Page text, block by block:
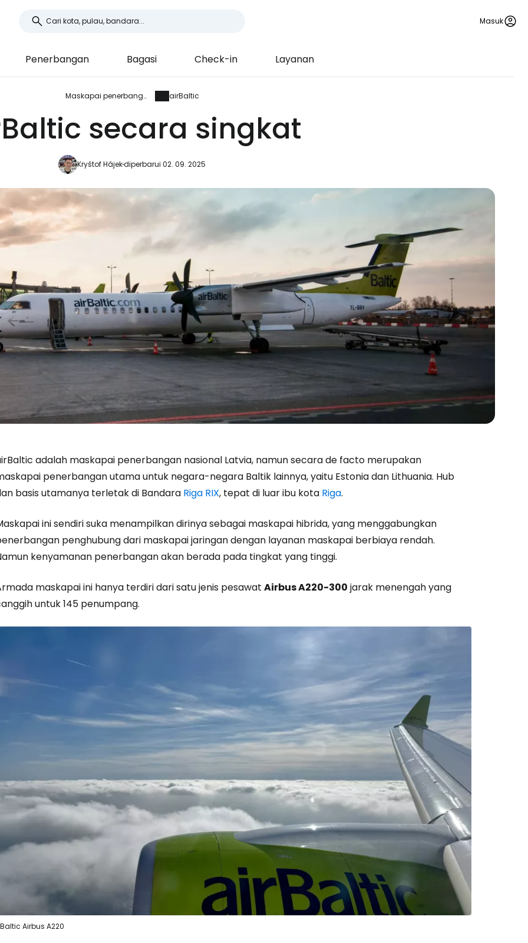
Masuk
Penerbangan Bagasi Check-in Layanan
Maskapai penerbangan airBaltic
secara singkat
Kryštof Hájekdiperbarui 02. 09. 2025
adalah maskapai penerbangan nasional Latvia, namun secara de facto merupakan
penerbangan utama untuk negara-negara Baltik lainnya, yaitu Estonia dan Lithuania. Hub
basis utamanya terletak di Bandara Riga RIX, tepat di luar ibu kota Riga.
ini sendiri suka menampilkan dirinya sebagai maskapai hibrida, yang menggabungkan
penghubung dari maskapai jaringan dengan layanan maskapai berbiaya rendah.
kenyamanan penerbangan akan berada pada tingkat yang tinggi.
maskapai ini hanya terdiri dari satu jenis pesawat Airbus A220-300 jarak menengah yang
untuk 145 penumpang.
Airbus A220
Masuk ke Cestee
... komunitas perjalanan di seluruh dunia
Lanjutkan dengan Google
Lanjutkan dengan Facebook
Lanjutkan dengan email